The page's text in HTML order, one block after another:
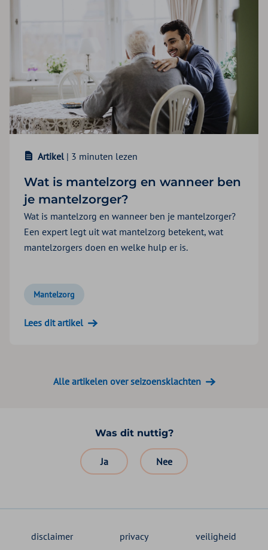
Artikel | 3 minuten lezen
Wat is mantelzorg en wanneer ben
je mantelzorger?
Wat is mantelzorg en wanneer ben je mantelzorger?
Een expert legt uit wat mantelzorg betekent, wat
mantelzorgers doen en welke hulp er is.
Mantelzorg
Lees dit artikel
Alle artikelen over seizoensklachten
Was dit nuttig?
Ja Nee
disclaimer privacy veiligheid